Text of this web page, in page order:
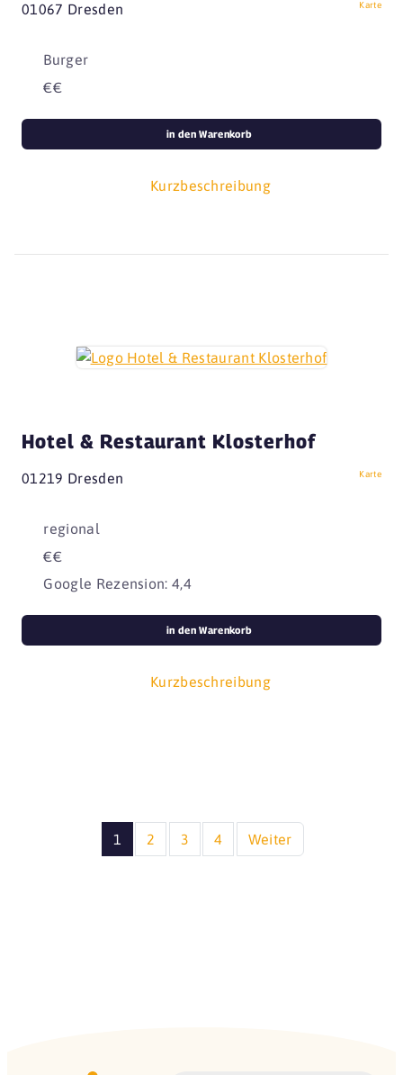
01067 Dresden Karte
Burger
€€
Kurzbeschreibung
in den Warenkorb
Hotel & Restaurant Klosterhof
01219 Dresden Karte
regional
€€
Google Rezension: 4,4
Kurzbeschreibung
in den Warenkorb
1 2 3 4 Weiter